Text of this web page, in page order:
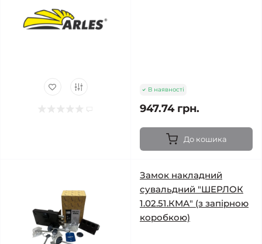
В наявності
947.74 грн.
До кошика
Замок накладний
сувальдний "ШЕРЛОК
1.02.51.КМА" (з запірною
коробкою)